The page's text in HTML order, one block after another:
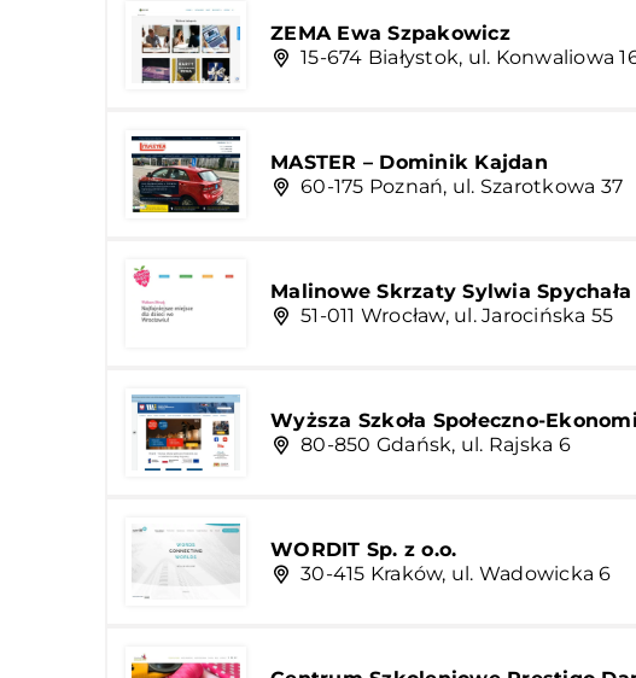
ZEMA Ewa Szpakowicz
15-674 Białystok, ul. Konwaliowa
MASTER – Dominik Kajdan
60-175 Poznań, ul. Szarotkowa 37
Malinowe Skrzaty Sylwia Spychała
51-011 Wrocław, ul. Jarocińska 55
Wyższa Szkoła Społeczno-
80-850 Gdańsk, ul. Rajska 6
WORDIT Sp. z o.o.
30-415 Kraków, ul. Wadowicka 6